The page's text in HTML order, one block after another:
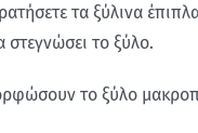
τα ξύλινα
στεγνώσει το ξύλο.
το ξύλο